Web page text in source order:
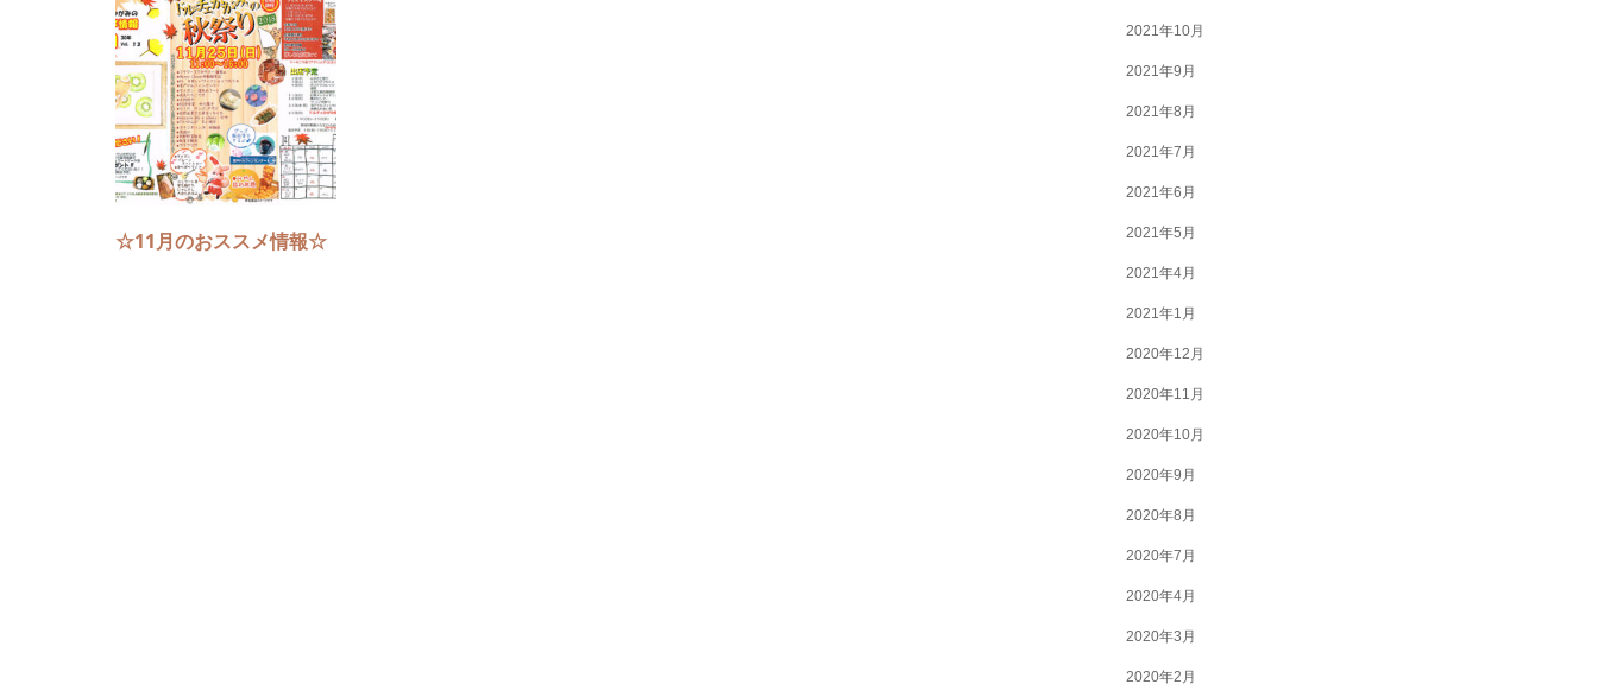
☆11月のおススメ情報☆
2021年10月
2021年9月
2021年8月
2021年7月
2021年6月
2021年5月
2021年4月
2021年1月
2020年12月
2020年11月
2020年10月
2020年9月
2020年8月
2020年7月
2020年4月
2020年3月
2020年2月